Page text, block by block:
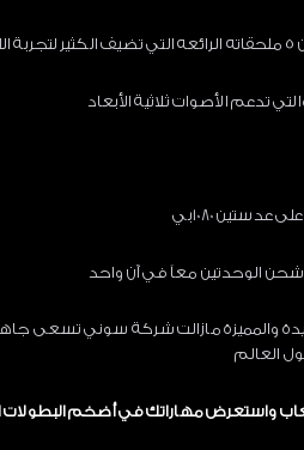
تدعم الأصوات ثلاثية الأبعاد
1080بي
الوحدتين معاً في آن واحد
مواصفات بلايستيشن 5 الجديدة والمميزة مازالت
العالم
واستعرض مهاراتك في أضخم البطولات